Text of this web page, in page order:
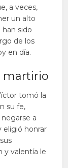
a veces,
un alto
sido
de los
en día.
martirio
tomó la
su fe,
a
eligió honrar
y valentía le